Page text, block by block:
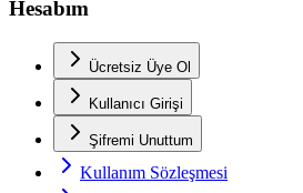
Hesabım
Ücretsiz Üye Ol
Kullanıcı Girişi
Şifremi Unuttum
Kullanım Sözleşmesi